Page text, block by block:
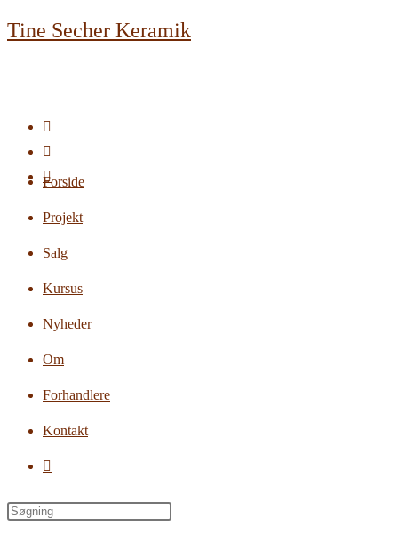
to
Tine Secher Keramik
Forside
Projekt
Salg
Kursus
Nyheder
Om
Forhandlere
Kontakt
Toggle
website